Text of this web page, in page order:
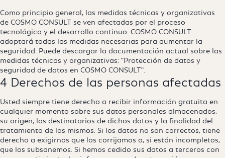
Como principio general, las medidas técnicas y organizativas
de COSMO CONSULT se ven afectadas por el proceso
tecnológico y el desarrollo continuo. COSMO CONSULT
adoptará todas las medidas necesarias para aumentar la
seguridad. Puede descargar la documentación actual sobre las
medidas técnicas y organizativas: "Protección de datos y
seguridad de datos en COSMO CONSULT".
4 Derechos de las personas afectadas
Usted siempre tiene derecho a recibir información gratuita en
cualquier momento sobre sus datos personales almacenados,
su origen, los destinatarios de dichos datos y la finalidad del
tratamiento de los mismos. Si los datos no son correctos, tiene
derecho a exigirnos que los corrijamos o, si están incompletos,
que los subsanemos. Si hemos cedido sus datos a terceros con